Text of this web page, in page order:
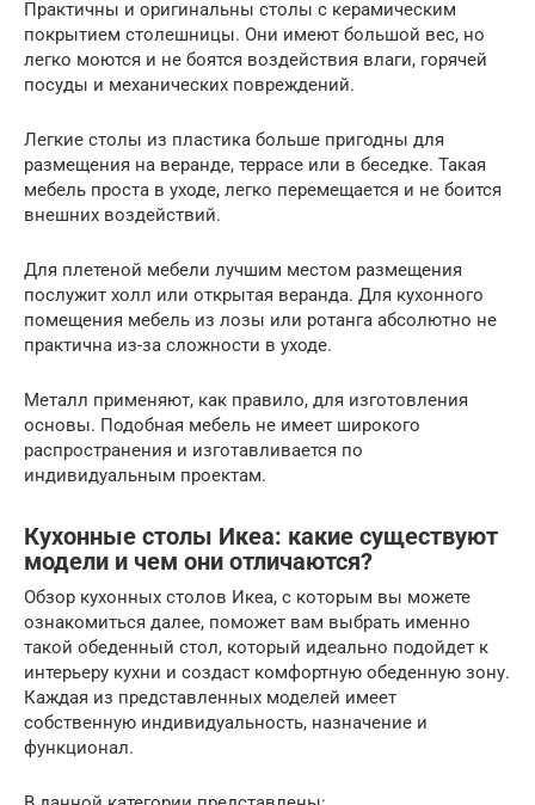
Практичны и оригинальны столы с керамическим
покрытием столешницы. Они имеют большой вес, но
легко моются и не боятся воздействия влаги, горячей
посуды и механических повреждений.
Легкие столы из пластика больше пригодны для
размещения на веранде, террасе или в беседке. Такая
мебель проста в уходе, легко перемещается и не боится
внешних воздействий.
Для плетеной мебели лучшим местом размещения
послужит холл или открытая веранда. Для кухонного
помещения мебель из лозы или ротанга абсолютно не
практична из-за сложности в уходе.
Металл применяют, как правило, для изготовления
основы. Подобная мебель не имеет широкого
распространения и изготавливается по
индивидуальным проектам.
Кухонные столы Икеа: какие существуют
модели и чем они отличаются?
Обзор кухонных столов Икеа, с которым вы можете
ознакомиться далее, поможет вам выбрать именно
такой обеденный стол, который идеально подойдет к
интерьеру кухни и создаст комфортную обеденную зону.
Каждая из представленных моделей имеет
собственную индивидуальность, назначение и
функционал.